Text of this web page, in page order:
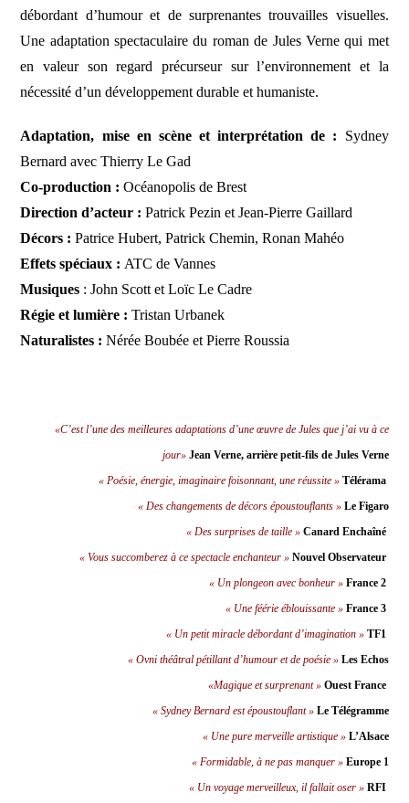
débordant d’humour et de surprenantes trouvailles visuelles.
Une adaptation spectaculaire du roman de Jules Verne qui met
en valeur son regard précurseur sur l’environnement et la
nécessité d’un développement durable et humaniste.
Adaptation, mise en scène et interprétation de : Sydney
Bernard avec Thierry Le Gad
Co-production : Océanopolis de Brest
Direction d’acteur : Patrick Pezin et Jean-Pierre Gaillard
Décors : Patrice Hubert, Patrick Chemin, Ronan Mahéo
Effets spéciaux : ATC de Vannes
Musiques : John Scott et Loïc Le Cadre
Régie et lumière : Tristan Urbanek
Naturalistes : Nérée Boubée et Pierre Roussia
«C’est l’une des meilleures adaptations d’une œuvre de Jules que j’ai vu à ce
jour» Jean Verne, arrière petit-fils de Jules Verne
« Poésie, énergie, imaginaire foisonnant, une réussite » Télérama
« Des changements de décors époustouflants » Le Figaro
« Des surprises de taille » Canard Enchaîné
« Vous succomberez à ce spectacle enchanteur » Nouvel Observateur
« Un plongeon avec bonheur » France 2
« Une féérie éblouissante » France 3
« Un petit miracle débordant d’imagination » TF1
« Ovni théâtral pétillant d’humour et de poésie » Les Echos
«Magique et surprenant » Ouest France
« Sydney Bernard est époustouflant » Le Télégramme
« Une pure merveille artistique » L’Alsace
« Formidable, à ne pas manquer » Europe 1
« Un voyage merveilleux, il fallait oser » RFI